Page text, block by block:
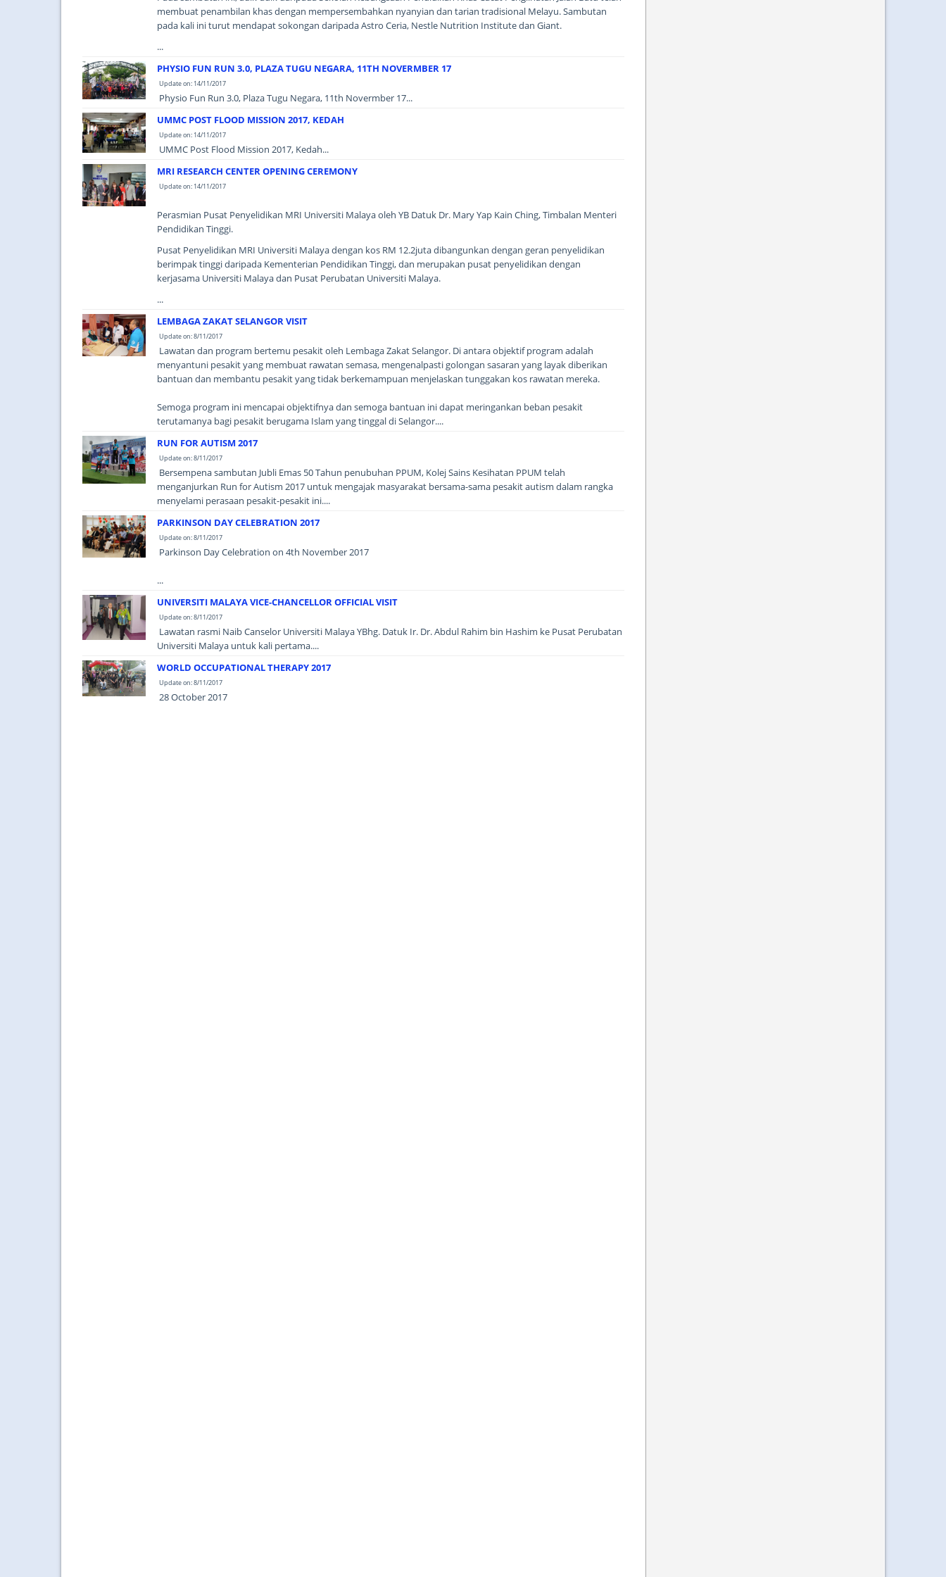
membuat penambilan khas dengan mempersembahkan nyanyian dan tarian tradisional Melayu. Sambutan
pada kali ini turut mendapat sokongan daripada Astro Ceria, Nestle Nutrition Institute dan Giant.
...
PHYSIO FUN RUN 3.0, PLAZA TUGU NEGARA, 11TH NOVERMBER 17
Update on: 14/11/2017
Physio Fun Run 3.0, Plaza Tugu Negara, 11th Novermber 17...
UMMC POST FLOOD MISSION 2017, KEDAH
Update on: 14/11/2017
UMMC Post Flood Mission 2017, Kedah...
MRI RESEARCH CENTER OPENING CEREMONY
Update on: 14/11/2017
Perasmian Pusat Penyelidikan MRI Universiti Malaya oleh YB Datuk Dr. Mary Yap Kain Ching, Timbalan Menteri
Pendidikan Tinggi.
Pusat Penyelidikan MRI Universiti Malaya dengan kos RM 12.2juta dibangunkan dengan geran penyelidikan
berimpak tinggi daripada Kementerian Pendidikan Tinggi, dan merupakan pusat penyelidikan dengan
kerjasama Universiti Malaya dan Pusat Perubatan Universiti Malaya.
...
LEMBAGA ZAKAT SELANGOR VISIT
Update on: 8/11/2017
Lawatan dan program bertemu pesakit oleh Lembaga Zakat Selangor. Di antara objektif program adalah
menyantuni pesakit yang membuat rawatan semasa, mengenalpasti golongan sasaran yang layak diberikan
bantuan dan membantu pesakit yang tidak berkemampuan menjelaskan tunggakan kos rawatan mereka.
Semoga program ini mencapai objektifnya dan semoga bantuan ini dapat meringankan beban pesakit
terutamanya bagi pesakit berugama Islam yang tinggal di Selangor....
RUN FOR AUTISM 2017
Update on: 8/11/2017
Bersempena sambutan Jubli Emas 50 Tahun penubuhan PPUM, Kolej Sains Kesihatan PPUM telah
menganjurkan Run for Autism 2017 untuk mengajak masyarakat bersama-sama pesakit autism dalam rangka
menyelami perasaan pesakit-pesakit ini....
PARKINSON DAY CELEBRATION 2017
Update on: 8/11/2017
Parkinson Day Celebration on 4th November 2017
...
UNIVERSITI MALAYA VICE-CHANCELLOR OFFICIAL VISIT
Update on: 8/11/2017
Lawatan rasmi Naib Canselor Universiti Malaya YBhg. Datuk Ir. Dr. Abdul Rahim bin Hashim ke Pusat Perubatan
Universiti Malaya untuk kali pertama....
WORLD OCCUPATIONAL THERAPY 2017
Update on: 8/11/2017
28 October 2017